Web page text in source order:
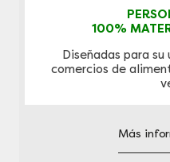
100%
Diseñadas para su
comercios de
Más